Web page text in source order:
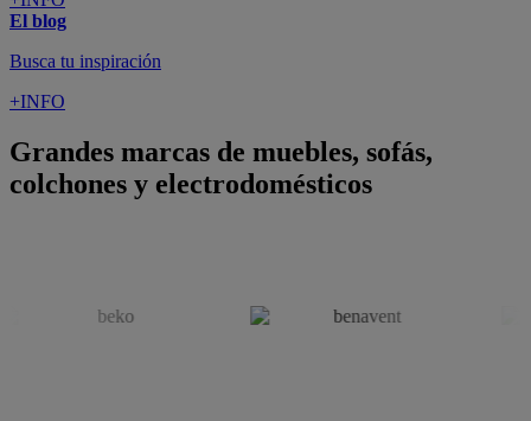
El blog
Busca tu inspiración
+INFO
Grandes marcas de muebles, sofás,
colchones y electrodomésticos